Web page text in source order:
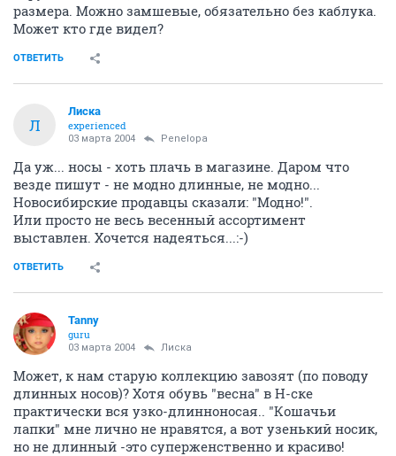
размера. Можно замшевые, обязательно без каблука.
Может кто где видел?
ОТВЕТИТЬ
Л
Лиска
experienced
03 марта 2004 Penelopa
Да уж... носы - хоть плачь в магазине. Даром что
везде пишут - не модно длинные, не модно...
Новосибирские продавцы сказали: "Модно!".
Или просто не весь весенный ассортимент
выставлен. Хочется надеяться...:-)
ОТВЕТИТЬ
Tanny
guru
03 марта 2004 Лиска
Может, к нам старую коллекцию завозят (по поводу
длинных носов)? Хотя обувь "весна" в Н-ске
практически вся узко-длинноносая.. "Кошачьи
лапки" мне лично не нравятся, а вот узенький носик,
но не длинный -это суперженственно и красиво!